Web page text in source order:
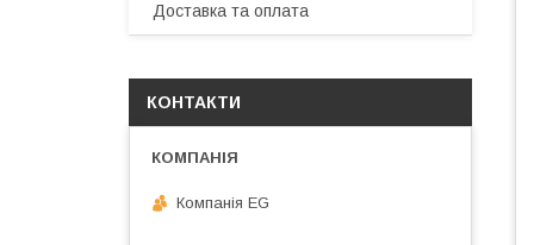
Доставка та оплата
КОНТАКТИ
Компанія EG